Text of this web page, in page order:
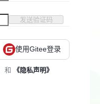
发送验证码
使用Gitee登录
和 《隐私声明》